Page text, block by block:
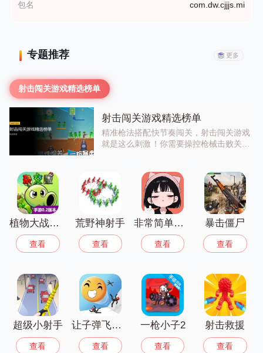
包名 com.dw.cjjjs.mi
专题推荐 更多
射击闯关游戏精选榜单
射击闯关游戏精选榜单
精准枪法搭配快节奏闯关，射击闯关游戏
就是这么刺激！你需要操控枪械击败关卡
号。从休闲的卡通射击到硬核的真实枪
战，玩法多样任你选，既适合新手练手，
也能满足高手追求的操作性，想成为枪
神？快来加入射击闯关的战场！
植物大战僵尸杂交重制版
查看
荒野神射手
查看
非常简单的古墓冒险
查看
暴击僵尸
查看
超级小射手
查看
让子弹飞一下
查看
一枪小子2
查看
射击救援
查看